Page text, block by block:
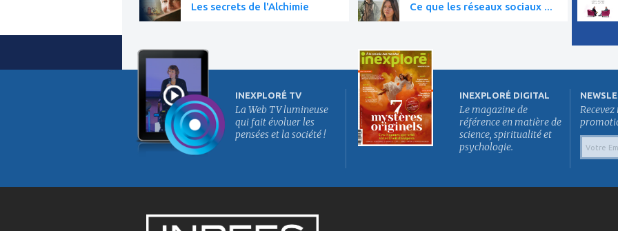
Les secrets de l'Alchimie Ce que les réseaux sociaux ...
INEXPLORÉ TV
La Web TV lumineuse
qui fait évoluer les
pensées et la société !
INEXPLORÉ DIGITAL
Le magazine de
référence en matière de
science, spiritualité et
psychologie.